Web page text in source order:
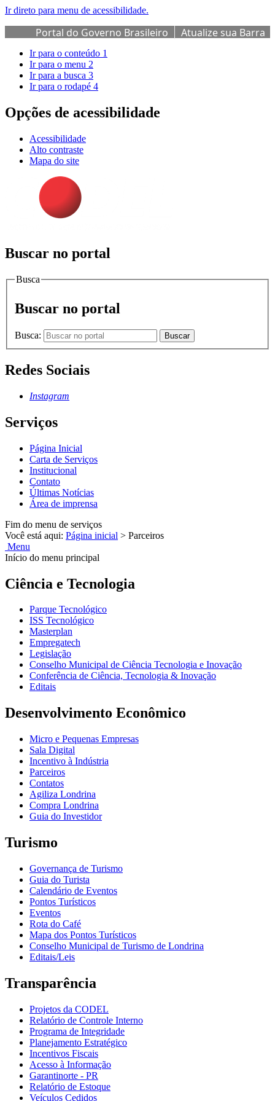
Ir direto para menu de acessibilidade.
Portal do Governo Brasileiro
Atualize sua Barra
de Governo
Ir para o conteúdo 1
Ir para o menu 2
Ir para a busca 3
Ir para o rodapé 4
Opções de acessibilidade
Acessibilidade
Alto contraste
Mapa do site
Buscar no portal
Busca
Buscar no portal
Busca: Buscar
Redes Sociais
Instagram
Serviços
Página Inicial
Carta de Serviços
Institucional
Contato
Últimas Notícias
Área de imprensa
Fim do menu de serviços
Você está aqui: Página inicial > Parceiros
Menu
Início do menu principal
Ciência e Tecnologia
Parque Tecnológico
ISS Tecnológico
Masterplan
Empregatech
Legislação
Conselho Municipal de Ciência Tecnologia e Inovação
Conferência de Ciência, Tecnologia & Inovação
Editais
Desenvolvimento Econômico
Micro e Pequenas Empresas
Sala Digital
Incentivo à Indústria
Parceiros
Contatos
Agiliza Londrina
Compra Londrina
Guia do Investidor
Turismo
Governança de Turismo
Guia do Turista
Calendário de Eventos
Pontos Turísticos
Eventos
Rota do Café
Mapa dos Pontos Turísticos
Conselho Municipal de Turismo de Londrina
Editais/Leis
Transparência
Projetos da CODEL
Relatório de Controle Interno
Programa de Integridade
Planejamento Estratégico
Incentivos Fiscais
Acesso à Informação
Garantinorte - PR
Relatório de Estoque
Veículos Cedidos